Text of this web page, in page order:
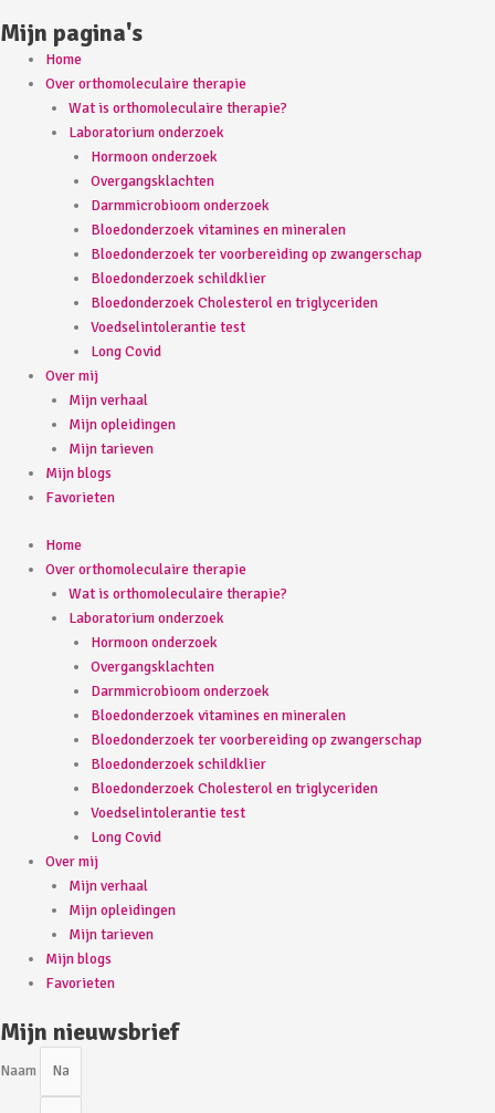
Mijn pagina's
Home
Over orthomoleculaire therapie
Wat is orthomoleculaire therapie?
Laboratorium onderzoek
Hormoon onderzoek
Overgangsklachten
Darmmicrobioom onderzoek
Bloedonderzoek vitamines en mineralen
Bloedonderzoek ter voorbereiding op zwangerschap
Bloedonderzoek schildklier
Bloedonderzoek Cholesterol en triglyceriden
Voedselintolerantie test
Long Covid
Over mij
Mijn verhaal
Mijn opleidingen
Mijn tarieven
Mijn blogs
Favorieten
Home
Over orthomoleculaire therapie
Wat is orthomoleculaire therapie?
Laboratorium onderzoek
Hormoon onderzoek
Overgangsklachten
Darmmicrobioom onderzoek
Bloedonderzoek vitamines en mineralen
Bloedonderzoek ter voorbereiding op zwangerschap
Bloedonderzoek schildklier
Bloedonderzoek Cholesterol en triglyceriden
Voedselintolerantie test
Long Covid
Over mij
Mijn verhaal
Mijn opleidingen
Mijn tarieven
Mijn blogs
Favorieten
Mijn nieuwsbrief
Naam